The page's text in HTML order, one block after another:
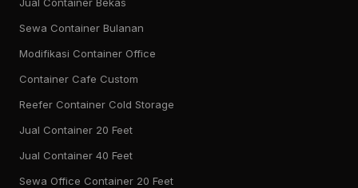
Sewa Container Bulanan
Modifikasi Container Office
Container Cafe Custom
Reefer Container Cold Storage
Jual Container 20 Feet
Jual Container 40 Feet
Sewa Office Container 20 Feet